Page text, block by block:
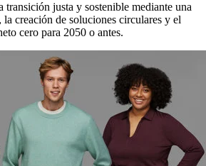
transición justa y sostenible mediante una
creación de soluciones circulares y el
cero para 2050 o antes.